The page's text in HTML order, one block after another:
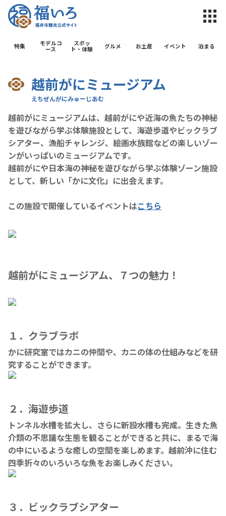
福井市観光
特集
モデルコ
ース
スポッ
ト・体験
グルメ お土産 イベント 泊まる
越前がにミュージアム
越前がにミュージアムは、越前がにや近海の魚たちの神秘
を遊びながら学ぶ体験施設として、海遊歩道やビックラブ
シアター、漁船チャレンジ、絵画水族館などの楽しいゾー
ンがいっぱいのミュージアムです。
越前がにや日本海の神秘を遊びながら学ぶ体験ゾーン施設
として、新しい「かに文化」に出会えます。
この施設で開催しているイベントはこちら
越前がにミュージアム、７つの魅力！
１．クラブラボ
かに研究室ではカニの仲間や、カニの体の仕組みなどを研
究することができます。
２．海遊歩道
トンネル水槽を拡大し、さらに新設水槽も完成。生きた魚
介類の不思議な生態を観ることができると共に、まるで海
の中にいるような癒しの空間を楽しめます。越前沖に住む
四季折々のいろいろな魚をお楽しみください。
３．ビックラブシアター